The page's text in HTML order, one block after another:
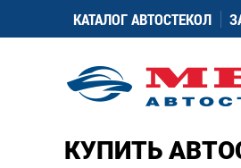
КАТАЛОГ АВТОСТЕКОЛ
КУПИТЬ